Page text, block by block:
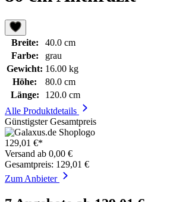
Breite:
40.0 cm
Farbe:
grau
Gewicht: 16.00 kg
Höhe:
80.0 cm
Länge:
120.0 cm
Alle Produktdetails
Günstigster Gesamtpreis
129,01 €*
Versand ab 0,00 €
Gesamtpreis: 129,01 €
Zum Anbieter